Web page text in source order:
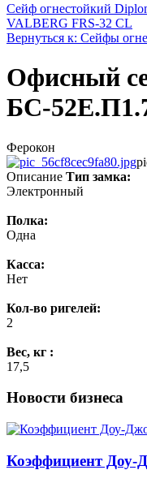
Сейф огнестойкий
VALBERG FRS-32 CL
Вернуться к: Сейфы
Офисный
БС-
Ферокон
Описание Тип замка:
Электронный
Полка:
Одна
Касса:
Нет
Кол-во ригелей:
2
Вес, кг :
17,5
Новости бизнеса
Коэффициент Доу-